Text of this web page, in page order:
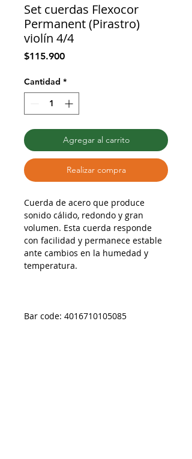
Set cuerdas Flexocor
Permanent (Pirastro)
violín 4/4
$115.900Precio
Cantidad *
Agregar al carrito
Realizar compra
Cuerda de acero que produce
sonido cálido, redondo y gran
volumen. Esta cuerda responde
con facilidad y permanece estable
ante cambios en la humedad y
temperatura.
Bar code: 4016710105085